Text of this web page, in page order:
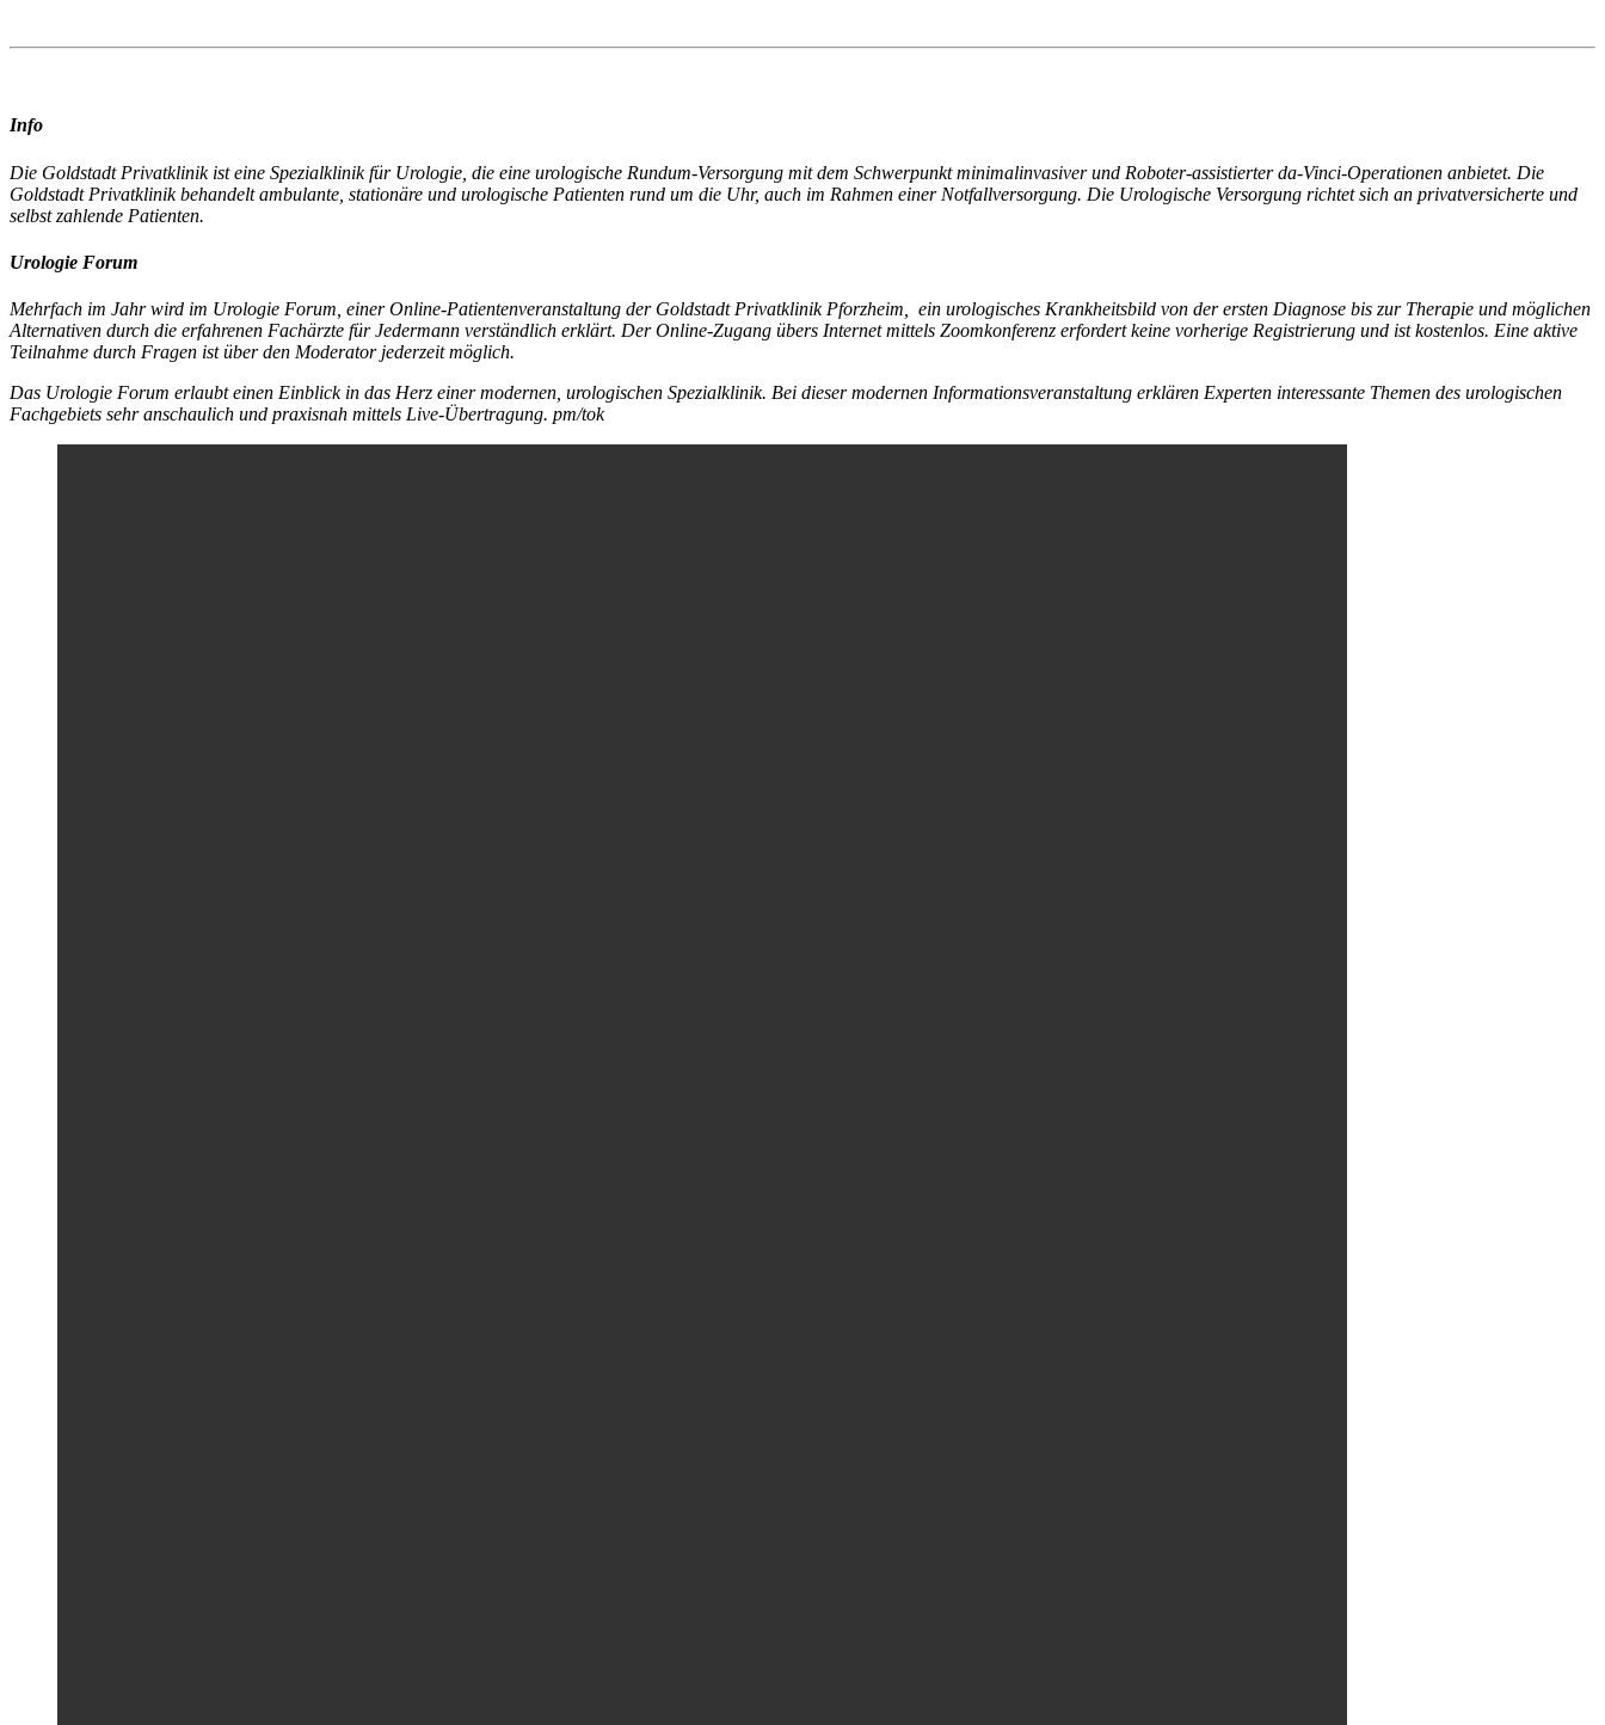
Info
Die Goldstadt Privatklinik ist eine Spezialklinik für Urologie, die eine urologische Rundum-Versorgung mit dem Schwerpunkt minimalinvasiver und Roboter-assistierter da-Vinci-Operationen anbietet. Die
Goldstadt Privatklinik behandelt ambulante, stationäre und urologische Patienten rund um die Uhr, auch im Rahmen einer Notfallversorgung. Die Urologische Versorgung richtet sich an privatversicherte und
selbst zahlende Patienten.
Urologie Forum
Mehrfach im Jahr wird im Urologie Forum, einer Online-Patientenveranstaltung der Goldstadt Privatklinik Pforzheim, ein urologisches Krankheitsbild von der ersten Diagnose bis zur Therapie und möglichen
Alternativen durch die erfahrenen Fachärzte für Jedermann verständlich erklärt. Der Online-Zugang übers Internet mittels Zoomkonferenz erfordert keine vorherige Registrierung und ist kostenlos. Eine aktive
Teilnahme durch Fragen ist über den Moderator jederzeit möglich.
Das Urologie Forum erlaubt einen Einblick in das Herz einer modernen, urologischen Spezialklinik. Bei dieser modernen Informationsveranstaltung erklären Experten interessante Themen des urologischen
Fachgebiets sehr anschaulich und praxisnah mittels Live-Übertragung. pm/tok